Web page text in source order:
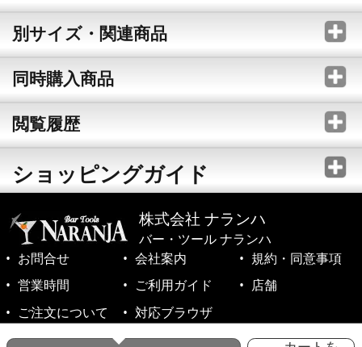
別サイズ・関連商品
同時購入商品
閲覧履歴
ショッピングガイド
株式会社 ナランハ
バー・ツール ナランハ
お問合せ
会社案内
規約・同意事項
営業時間
ご利用ガイド
店舗
ご注文について
対応ブラウザ
©1999-2026 NARANJA Inc. All Rights Reserved.